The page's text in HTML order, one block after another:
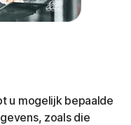
u mogelijk bepaalde
zoals die